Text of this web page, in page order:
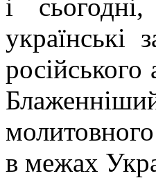
і
українські
в межах